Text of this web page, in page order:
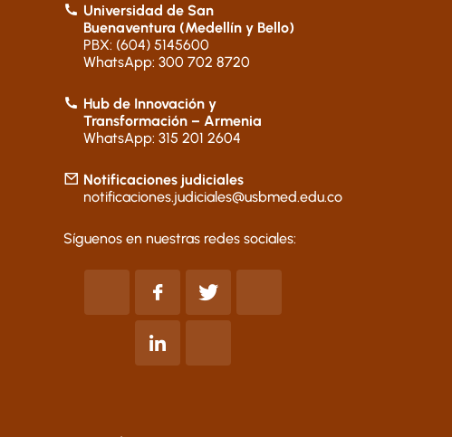
Universidad de San
Buenaventura (Medellín y Bello)
PBX: (604) 5145600
WhatsApp: 300 702 8720
Hub de Innovación y
Transformación – Armenia
WhatsApp: 315 201 2604
Notificaciones judiciales
notificaciones.judiciales@usbmed.edu.co
Síguenos en nuestras redes sociales: